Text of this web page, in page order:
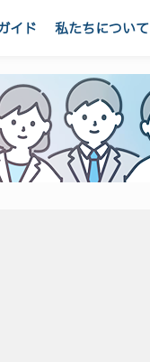
イド 私たちについて